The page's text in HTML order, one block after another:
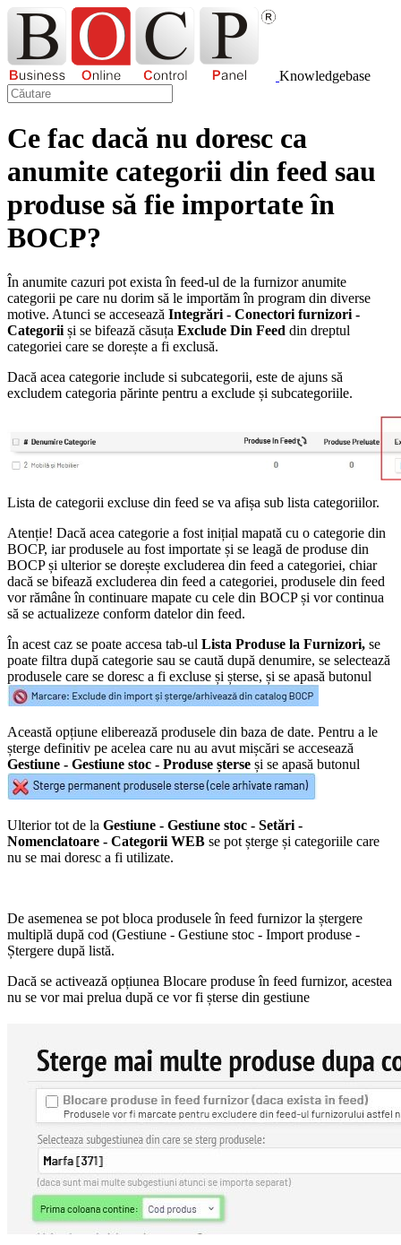
Knowledgebase
Ce fac dacă nu doresc ca
anumite categorii din feed sau
produse să fie importate în
BOCP?
În anumite cazuri pot exista în feed-ul de la furnizor anumite
categorii pe care nu dorim să le importăm în program din diverse
motive. Atunci se accesează Integrări - Conectori furnizori -
Categorii și se bifează căsuța Exclude Din Feed din dreptul
categoriei care se dorește a fi exclusă.
Dacă acea categorie include si subcategorii, este de ajuns să
excludem categoria părinte pentru a exclude și subcategoriile.
Lista de categorii excluse din feed se va afișa sub lista categoriilor.
Atenție! Dacă acea categorie a fost inițial mapată cu o categorie din
BOCP, iar produsele au fost importate și se leagă de produse din
BOCP și ulterior se dorește excluderea din feed a categoriei, chiar
dacă se bifează excluderea din feed a categoriei, produsele din feed
vor rămâne în continuare mapate cu cele din BOCP și vor continua
să se actualizeze conform datelor din feed.
În acest caz se poate accesa tab-ul Lista Produse la Furnizori, se
poate filtra după categorie sau se caută după denumire, se selectează
produsele care se doresc a fi excluse și șterse, și se apasă butonul
Această opțiune eliberează produsele din baza de date. Pentru a le
șterge definitiv pe acelea care nu au avut mișcări se accesează
Gestiune - Gestiune stoc - Produse șterse și se apasă butonul
Ulterior tot de la Gestiune - Gestiune stoc - Setări -
Nomenclatoare - Categorii WEB se pot șterge și categoriile care
nu se mai doresc a fi utilizate.
De asemenea se pot bloca produsele în feed furnizor la ștergere
multiplă după cod (Gestiune - Gestiune stoc - Import produse -
Ștergere după listă.
Dacă se activează opțiunea Blocare produse în feed furnizor, acestea
nu se vor mai prelua după ce vor fi șterse din gestiune